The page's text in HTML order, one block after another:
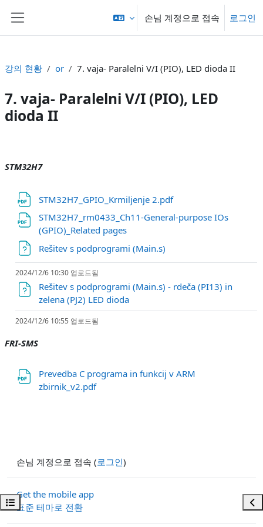
손님 계정으로 접속 로그인
강의 목차 열기 블
강의 현황 or 7. vaja- Paralelni V/I (PIO), LED dioda II
7. vaja- Paralelni V/I (PIO), LED
dioda II
STM32H7
STM32H7_GPIO_Krmiljenje 2.pdf
STM32H7_rm0433_Ch11-General-purpose IOs
(GPIO)_Related pages
Rešitev s podprogrami (Main.s)
2024/12/6 10:30 업로드됨
Rešitev s podprogrami (Main.s) - rdeča (PI13) in
zelena (PJ2) LED dioda
2024/12/6 10:55 업로드됨
FRI-SMS
Prevedba C programa in funkcij v ARM
zbirnik_v2.pdf
손님 계정으로 접속 (로그인)
Get the mobile app
표준 테마로 전환